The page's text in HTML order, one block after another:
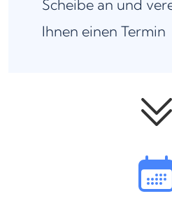
Scheibe an und
Ihnen einen Termin